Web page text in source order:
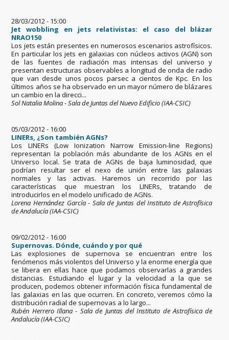
28/03/2012 - 15:00
Jet wobbling en jets relativistas: el caso del blázar
NRAO150
Los jets están presentes en numerosos escenarios astrofísicos.
En particular los jets en galaxias con núcleos activos (AGN) son
de las fuentes de radiación mas intensas del universo y
presentan estructuras observables a longitud de onda de radio
que van desde unos pocos parsec a cientos de Kpc. En los
últimos años se ha observado en un mayor número de blázares
un cambio en la direcci...
Sol Natalia Molina - Sala de Juntas del Nuevo Edificio (IAA-CSIC)
05/03/2012 - 16:00
LINERs, ¿Son también AGNs?
Los LINERs (Low Ionization Narrow Emission-line Regions)
representan la población más abundante de los AGNs en el
Universo local. Se trata de AGNs de baja luminosidad, que
podrían resultar ser el nexo de unión entre las galaxias
normales y las activas. Haremos un recorrido por las
características que muestran los LINERs, tratando de
introducirlos en el modelo unificado de AGNs.
Lorena Hernández García - Sala de Juntas del Instituto de Astrofísica
de Andalucía (IAA-CSIC)
09/02/2012 - 16:00
Supernovas. Dónde, cuándo y por qué
Las explosiones de supernova se encuentran entre los
fenómenos más violentos del Universo y la enorme energía que
se libera en ellas hace que podamos observarlas a grandes
distancias. Estudiando el lugar y la velocidad a la que se
producen, podemos obtener información física fundamental de
las galaxias en las que ocurren. En concreto, veremos cómo la
distribución radial de supernovas a lo largo...
Rubén Herrero Illana - Sala de Juntas del Instituto de Astrofísica de
Andalucía (IAA-CSIC)